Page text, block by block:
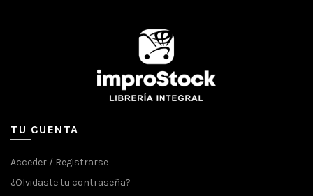
TU CUENTA
Acceder / Registrarse
¿Olvidaste tu contraseña?